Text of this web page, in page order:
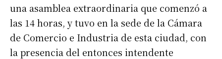
una asamblea extraordinaria que comenzó a
las 14 horas, y tuvo en la sede de la Cámara
de Comercio e Industria de esta ciudad, con
la presencia del entonces intendente